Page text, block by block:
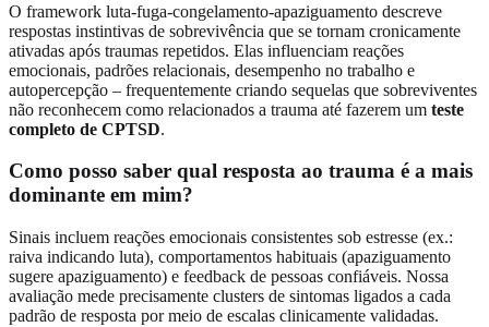
O framework luta-fuga-congelamento-apaziguamento descreve
respostas instintivas de sobrevivência que se tornam cronicamente
ativadas após traumas repetidos. Elas influenciam reações
emocionais, padrões relacionais, desempenho no trabalho e
autopercepção – frequentemente criando sequelas que sobreviventes
não reconhecem como relacionados a trauma até fazerem um teste
completo de CPTSD.
Como posso saber qual resposta ao trauma é a mais
dominante em mim?
Sinais incluem reações emocionais consistentes sob estresse (ex.:
raiva indicando luta), comportamentos habituais (apaziguamento
sugere apaziguamento) e feedback de pessoas confiáveis. Nossa
avaliação mede precisamente clusters de sintomas ligados a cada
padrão de resposta por meio de escalas clinicamente validadas.